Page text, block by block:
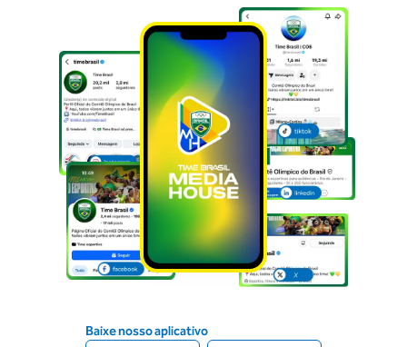
Baixe nosso aplicativo